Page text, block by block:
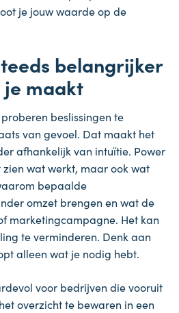
je jouw waarde op de
belangrijker
je maakt
beslissingen te
van gevoel. Dat maakt het
afhankelijk van intuïtie. Power
wat werkt, maar ook wat
bepaalde
omzet brengen en wat de
marketingcampagne. Het kan
te verminderen. Denk aan
alleen wat je nodig hebt.
voor bedrijven die vooruit
overzicht te bewaren in een